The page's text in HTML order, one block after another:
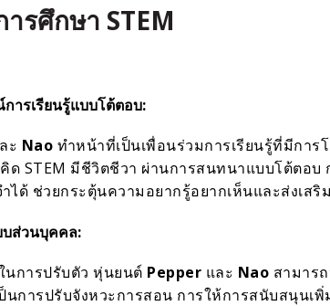
ารศึกษา STEM
ารเรียนรู้แบบโต้ตอบ:
ะ Nao ทำหน้าที่เป็นเพื่อนร่วมการเรียนรู้ที่มีการ
ด STEM มีชีวิตชีวา ผ่านการสนทนาแบบโต้ตอ
ได้ ช่วยกระตุ้นความอยากรู้อยากเห็นและส่งเส
ส่วนบุคคล:
นการปรับตัว หุ่นยนต์ Pepper และ Nao สามาร
นการปรับจังหวะการสอน การให้การสนับสนุนเ